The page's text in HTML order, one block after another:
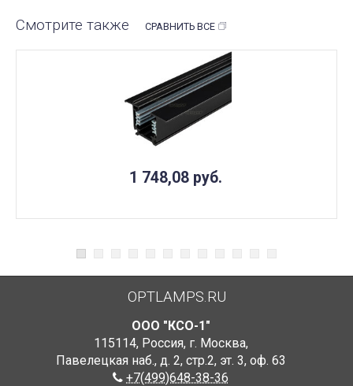
Смотрите также СРАВНИТЬ ВСЕ
1 748,08 руб.
OPTLAMPS.RU
ООО "КСО-1"
115114, Россия, г. Москва,
Павелецкая наб., д. 2, стр.2, эт. 3, оф. 63
+7(499)648-38-36